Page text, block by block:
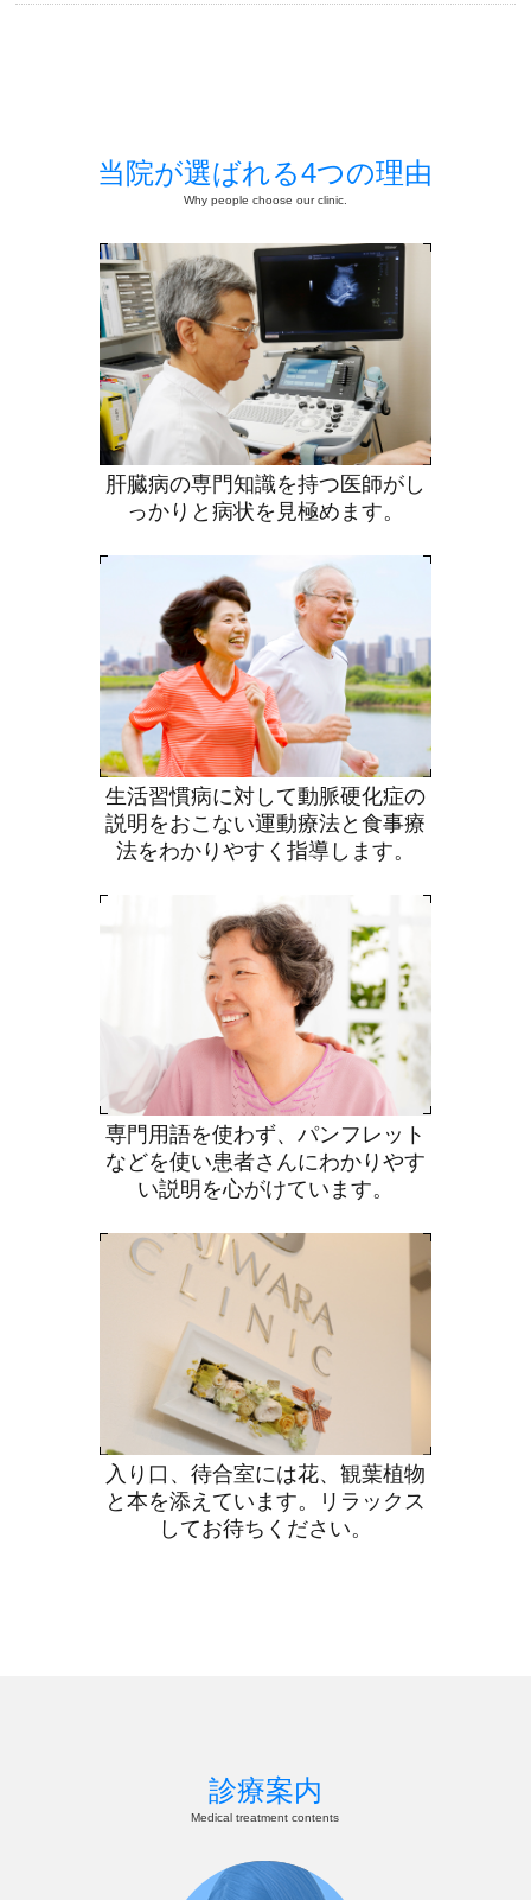
当院が選ばれる4つの理由
Why people choose our clinic.
肝臓病の専門知識を持つ医師がし
っかりと病状を見極めます。
生活習慣病に対して動脈硬化症の
説明をおこない運動療法と食事療
法をわかりやすく指導します。
専門用語を使わず、パンフレット
などを使い患者さんにわかりやす
い説明を心がけています。
入り口、待合室には花、観葉植物
と本を添えています。リラックス
してお待ちください。
診療案内
Medical treatment contents